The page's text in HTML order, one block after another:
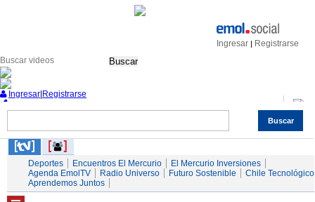
Ingresar | Registrarse
Buscar
Buscar
Ingresar Registrarse
Servicios
Deportes Encuentros El Mercurio
El Mercurio Inversiones
Agenda EmolTV
Radio Universo Futuro Sostenible
Chile Tecnológico
Aprendemos Juntos